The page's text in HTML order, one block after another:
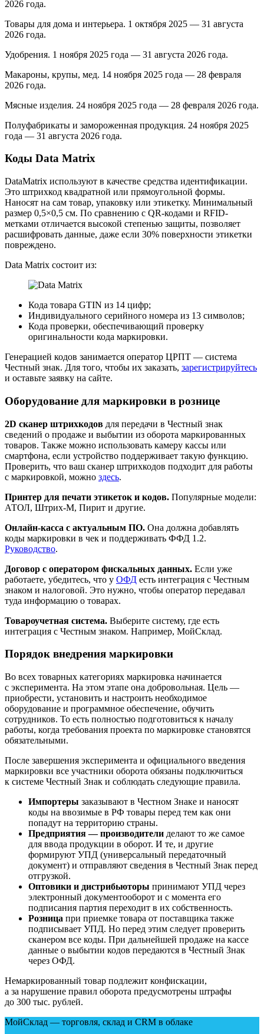
2026 года.
Товары для дома и интерьера. 1 октября 2025 — 31 августа
2026 года.
Удобрения. 1 ноября 2025 года — 31 августа 2026 года.
Макароны, крупы, мед. 14 ноября 2025 года — 28 февраля
2026 года.
Мясные изделия. 24 ноября 2025 года — 28 февраля 2026 года.
Полуфабрикаты и замороженная продукция. 24 ноября 2025
года — 31 августа 2026 года.
Коды Data Matrix
DataMatrix используют в качестве средства идентификации.
Это штрихкод квадратной или прямоугольной формы.
Наносят на сам товар, упаковку или этикетку. Минимальный
размер 0,5×0,5 см. По сравнению с QR-кодами и RFID-
метками отличается высокой степенью защиты, позволяет
расшифровать данные, даже если 30% поверхности этикетки
повреждено.
Data Matrix состоит из:
Кода товара GTIN из 14 цифр;
Индивидуального серийного номера из 13 символов;
Кода проверки, обеспечивающий проверку
оригинальности кода маркировки.
Генерацией кодов занимается оператор ЦРПТ — система
Честный знак. Для того, чтобы их заказать, зарегистрируйтесь
и оставьте заявку на сайте.
Оборудование для маркировки в рознице
2D сканер штрихкодов для передачи в Честный знак
сведений о продаже и выбытии из оборота маркированных
товаров. Также можно использовать камеру кассы или
смартфона, если устройство поддерживает такую функцию.
Проверить, что ваш сканер штрихкодов подходит для работы
с маркировкой, можно здесь.
Принтер для печати этикеток и кодов. Популярные модели:
АТОЛ, Штрих‑М, Пирит и другие.
Онлайн‑касса с актуальным ПО. Она должна добавлять
коды маркировки в чек и поддерживать ФФД 1.2.
Руководство.
Договор с оператором фискальных данных. Если уже
работаете, убедитесь, что у ОФД есть интеграция с Честным
знаком и налоговой. Это нужно, чтобы оператор передавал
туда информацию о товарах.
Товароучетная система. Выберите систему, где есть
интеграция с Честным знаком. Например, МойСклад.
Порядок внедрения маркировки
Во всех товарных категориях маркировка начинается
с эксперимента. На этом этапе она добровольная. Цель —
приобрести, установить и настроить необходимое
оборудование и программное обеспечение, обучить
сотрудников. То есть полностью подготовиться к началу
работы, когда требования проекта по маркировке становятся
обязательными.
После завершения эксперимента и официального введения
маркировки все участники оборота обязаны подключиться
к системе Честный Знак и соблюдать следующие правила.
Импортеры заказывают в Честном Знаке и наносят
коды на ввозимые в РФ товары перед тем как они
попадут на территорию страны.
Предприятия — производители делают то же самое
для ввода продукции в оборот. И те, и другие
формируют УПД (универсальный передаточный
документ) и отправляют сведения в Честный Знак перед
отгрузкой.
Оптовики и дистрибьюторы принимают УПД через
электронный документооборот и с момента его
подписания партия переходит в их собственность.
Розница при приемке товара от поставщика также
подписывает УПД. Но перед этим следует проверить
сканером все коды. При дальнейшей продаже на кассе
данные о выбытии кодов передаются в Честный Знак
через ОФД.
Немаркированный товар подлежит конфискации,
а за нарушение правил оборота предусмотрены штрафы
до 300 тыс. рублей.
МойСклад — торговля, склад и CRM в облаке